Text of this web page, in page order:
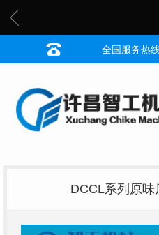
全国服务热线
DCCL系列原